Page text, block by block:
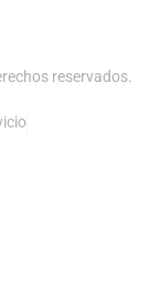
reservados.